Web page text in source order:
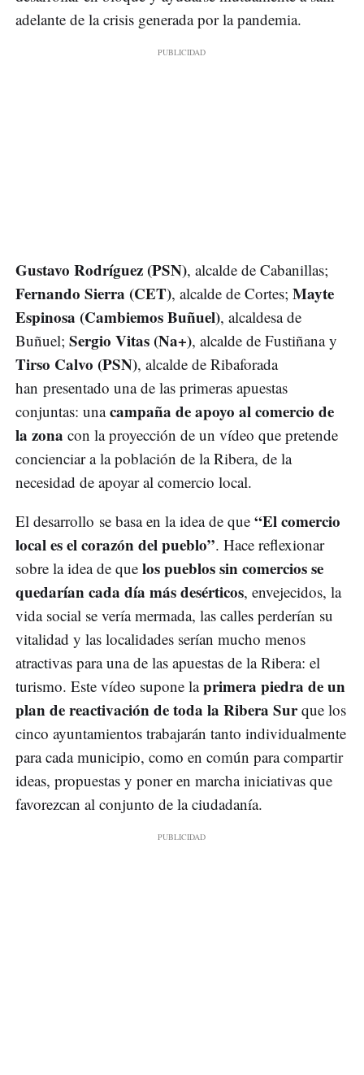
adelante de la crisis generada por la pandemia.
Gustavo Rodríguez (PSN), alcalde de Cabanillas;
Fernando Sierra (CET), alcalde de Cortes; Mayte
Espinosa (Cambiemos Buñuel), alcaldesa de
Buñuel; Sergio Vitas (Na+), alcalde de Fustiñana y
Tirso Calvo (PSN), alcalde de Ribaforada
han presentado una de las primeras apuestas
conjuntas: unacampaña de apoyo al comercio de
la zona con la proyección de un vídeo que pretende
concienciar a la población de la Ribera, de la
necesidad de apoyar al comercio local.
El desarrollo se basa en la idea de que “El comercio
local es el corazón del pueblo”. Hace reflexionar
sobre la idea de que los pueblos sin comercios se
quedarían cada día más desérticos, envejecidos, la
vida social se vería mermada, las calles perderían su
vitalidad y las localidades serían mucho menos
atractivas para una de las apuestas de la Ribera: el
turismo. Este vídeo supone laprimera piedra de un
plan de reactivación de toda la Ribera Surque los
cinco ayuntamientos trabajarán tanto individualmente
para cada municipio, como en común para compartir
ideas, propuestas y poner en marcha iniciativas que
favorezcan al conjunto de la ciudadanía.